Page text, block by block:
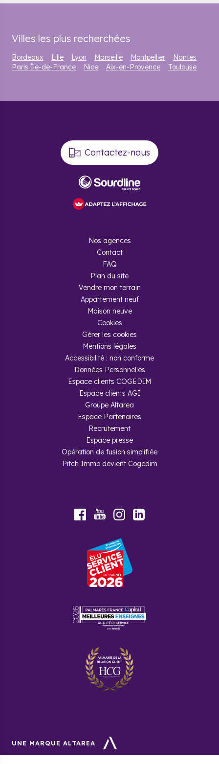
Villes les plus recherchées
Bordeaux Lille Lyon Marseille Montpellier
Nantes
Paris Île-de-France
Nice Aix-en-Provence Toulouse
Contactez-nous
Nos agences
Contact
FAQ
Plan du site
Vendre mon terrain
Appartement neuf
Maison neuve
Cookies
Gérer les cookies
Mentions légales
Accessibilité : non conforme
Données Personnelles
Espace clients COGEDIM
Espace clients AGI
Groupe Altarea
Espace Partenaires
Recrutement
Espace presse
Opération de fusion simplifiée
Pitch Immo devient Cogedim
FacebookYoutubeInstagram
UNE MARQUE ALTAREA